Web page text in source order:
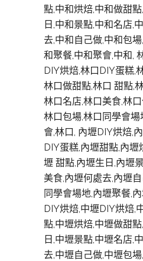
點,中和烘焙,中和做甜
日,中和景點,中和名店,
去,中和自己做,中和包
和聚餐,中和聚會,中和,
DIY烘焙,林口DIY蛋糕,
林口做甜點,林口 甜點,
林口名店,林口美食,林
林口包場,林口同學會場
會,林口, 內壢DIY烘焙,
DIY蛋糕,內壢甜點,內壢
壢 甜點,內壢生日,內壢
美食,內壢何處去,內壢
同學會場地,內壢聚餐,
DIY烘焙,中壢DIY烘焙,
點,中壢烘焙,中壢做甜
日,中壢景點,中壢名店,
去,中壢自己做,中壢包